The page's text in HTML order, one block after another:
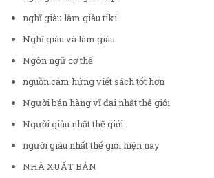
nghĩ giàu làm giàu tiki
Nghĩ giàu và làm giàu
Ngôn ngữ cơ thể
nguồn cảm hứng viết sách tốt hơn
Người bán hàng vĩ đại nhất thế giới
Người giàu nhất thế giới
người giàu nhất thế giới hiện nay
NHÀ XUẤT BẢN